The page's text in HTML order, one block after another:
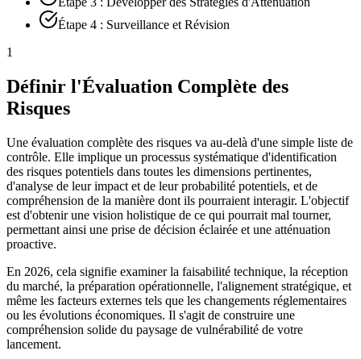
Étape 4 : Surveillance et Révision
1
Définir l'Évaluation Complète des
Risques
Une évaluation complète des risques va au-delà d'une simple liste de
contrôle. Elle implique un processus systématique d'identification
des risques potentiels dans toutes les dimensions pertinentes,
d'analyse de leur impact et de leur probabilité potentiels, et de
compréhension de la manière dont ils pourraient interagir. L'objectif
est d'obtenir une vision holistique de ce qui pourrait mal tourner,
permettant ainsi une prise de décision éclairée et une atténuation
proactive.
En 2026, cela signifie examiner la faisabilité technique, la réception
du marché, la préparation opérationnelle, l'alignement stratégique, et
même les facteurs externes tels que les changements réglementaires
ou les évolutions économiques. Il s'agit de construire une
compréhension solide du paysage de vulnérabilité de votre
lancement.